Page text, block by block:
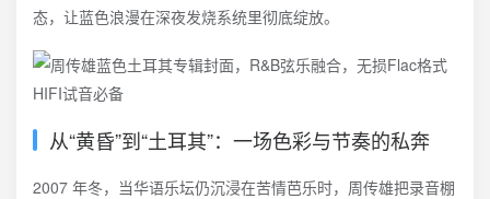
态，让蓝色浪漫在深夜发烧系统里彻底绽放。
从“黄昏”到“土耳其”：一场色彩与节奏的私奔
2007 年冬，当华语乐坛仍沉浸在苦情芭乐时，周传雄把录音棚